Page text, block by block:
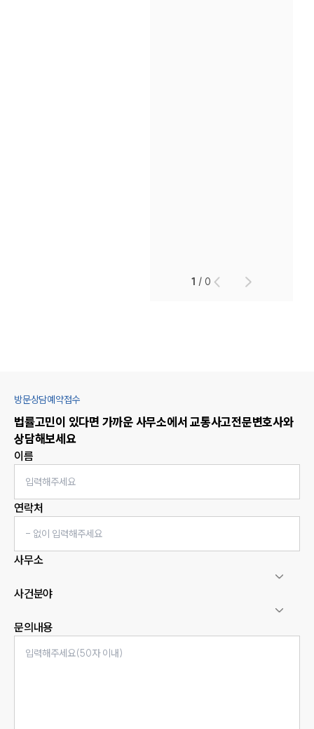
1 /0
방문상담예약접수
법률고민이 있다면 가까운 사무소에서 교통사고전문변호사와
상담해보세요
이름
연락처
사무소
사건분야
문의내용